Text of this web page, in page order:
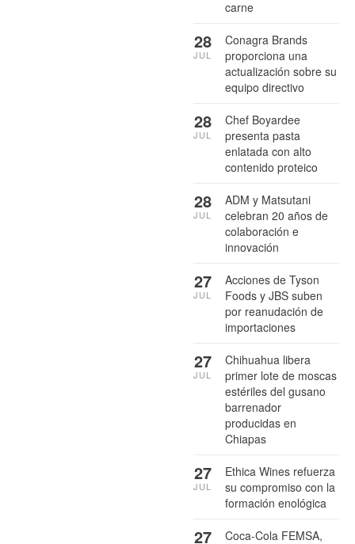
carne
Conagra Brands
proporciona una
actualización sobre su
equipo directivo
28
JUL
Chef Boyardee
presenta pasta
enlatada con alto
contenido proteico
28
JUL
ADM y Matsutani
celebran 20 años de
colaboración e
innovación
28
JUL
Acciones de Tyson
Foods y JBS suben
por reanudación de
importaciones
27
JUL
Chihuahua libera
primer lote de moscas
estériles del gusano
barrenador
producidas en
Chiapas
27
JUL
Ethica Wines refuerza
su compromiso con la
formación enológica
27
JUL
Coca-Cola FEMSA,
27